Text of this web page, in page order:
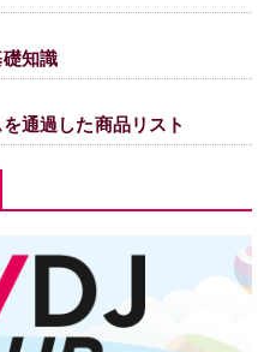
知識
通過した商品リスト